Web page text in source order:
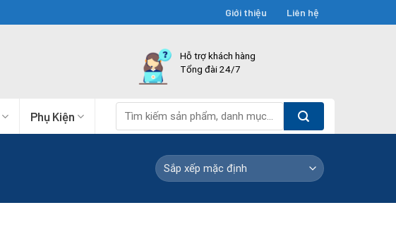
Giới thiệu Liên hệ
Hỗ trợ khách hàng
Tổng đài 24/7
Phụ Kiện
kiếm: